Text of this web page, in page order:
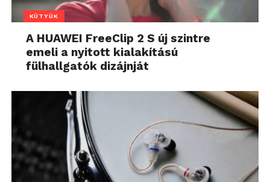
KÜTYÜK
A HUAWEI FreeClip 2 S új szintre
emeli a nyitott kialakítású
fülhallgatók dizájnját